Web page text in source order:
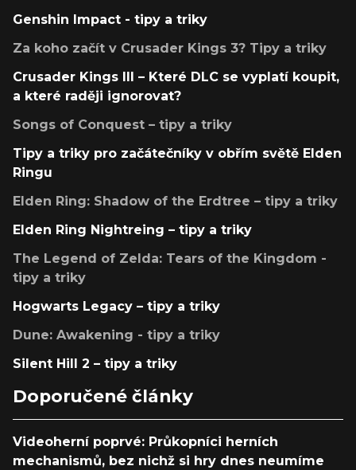
Genshin Impact - tipy a triky
Za koho začít v Crusader Kings 3? Tipy a triky
Crusader Kings III – Které DLC se vyplatí koupit,
a které raději ignorovat?
Songs of Conquest – tipy a triky
Tipy a triky pro začátečníky v obřím světě Elden
Ringu
Elden Ring: Shadow of the Erdtree – tipy a triky
Elden Ring Nightreing – tipy a triky
The Legend of Zelda: Tears of the Kingdom -
tipy a triky
Hogwarts Legacy – tipy a triky
Dune: Awakening - tipy a triky
Silent Hill 2 – tipy a triky
Doporučené články
Videoherní poprvé: Průkopníci herních
mechanismů, bez nichž si hry dnes neumíme